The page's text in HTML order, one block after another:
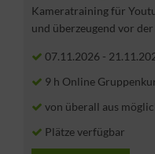
Kameratraining für
und überzeugend vor
07.11.2026 -
9 h Online
von überall aus
Plätze verfügbar